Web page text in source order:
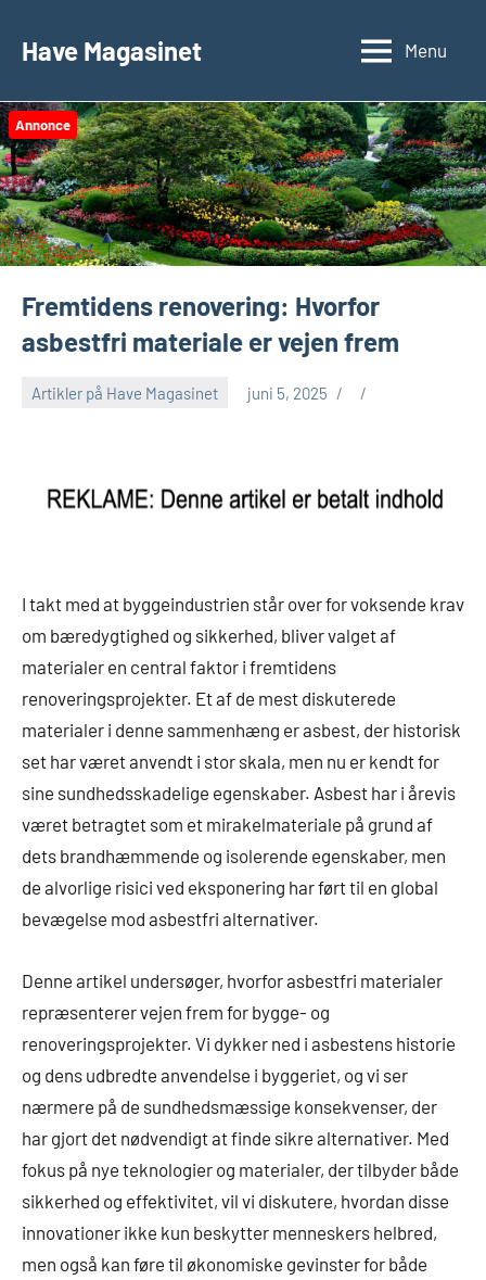
Have Magasinet Menu
Annonce
Fremtidens renovering: Hvorfor
asbestfri materiale er vejen frem
Artikler på Have Magasinet juni 5, 2025
I takt med at byggeindustrien står over for voksende krav
om bæredygtighed og sikkerhed, bliver valget af
materialer en central faktor i fremtidens
renoveringsprojekter. Et af de mest diskuterede
materialer i denne sammenhæng er asbest, der historisk
set har været anvendt i stor skala, men nu er kendt for
sine sundhedsskadelige egenskaber. Asbest har i årevis
været betragtet som et mirakelmateriale på grund af
dets brandhæmmende og isolerende egenskaber, men
de alvorlige risici ved eksponering har ført til en global
bevægelse mod asbestfri alternativer.
Denne artikel undersøger, hvorfor asbestfri materialer
repræsenterer vejen frem for bygge- og
renoveringsprojekter. Vi dykker ned i asbestens historie
og dens udbredte anvendelse i byggeriet, og vi ser
nærmere på de sundhedsmæssige konsekvenser, der
har gjort det nødvendigt at finde sikre alternativer. Med
fokus på nye teknologier og materialer, der tilbyder både
sikkerhed og effektivitet, vil vi diskutere, hvordan disse
innovationer ikke kun beskytter menneskers helbred,
men også kan føre til økonomiske gevinster for både